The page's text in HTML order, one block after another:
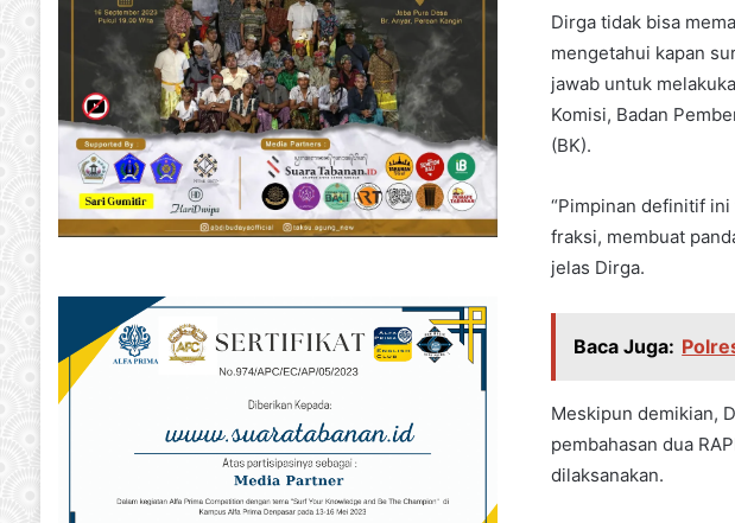
Dirga tidak bisa
mengetahui kapan
jawab untuk
Komisi, Badan
(BK).
“Pimpinan definitif ini
fraksi, membuat
jelas Dirga.
Baca Juga:
Meskipun demikian,
pembahasan dua
dilaksanakan.